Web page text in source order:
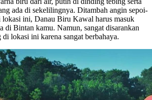
ada di sekelilingnya. Ditambah angin sepoi-
lokasi ini, Danau Biru Kawal harus masuk
di Bintan kamu. Namun, sangat disarankan
lokasi ini karena sangat berbahaya.